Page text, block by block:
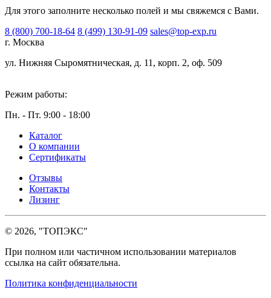
Для этого заполните несколько полей и мы свяжемся с Вами.
8 (800) 700-18-64 8 (499) 130-91-09 sales@top-exp.ru
г. Москва
ул. Нижняя Сыромятническая, д. 11, корп. 2, оф. 509
Режим работы:
Пн. - Пт. 9:00 - 18:00
Каталог
О компании
Сертификаты
Отзывы
Контакты
Лизинг
© 2026, "ТОПЭКС"
При полном или частичном использовании материалов
ссылка на сайт обязательна.
Политика конфиденциальности